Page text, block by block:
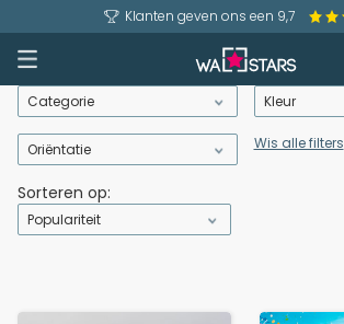
Klanten geven ons een 9,7
Categorie Kleur
Oriëntatie Wis alle filters
Sorteren op:
Populariteit